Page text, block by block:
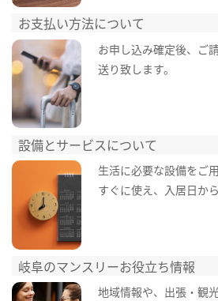
お支払い方法について
お申し込み確定後、ご
送り致します。
設備とサービスについて
生活に必要な設備をご
すぐに使え、入居日か
岐阜のマンスリーお役立ち情報
地域情報や、出張・観